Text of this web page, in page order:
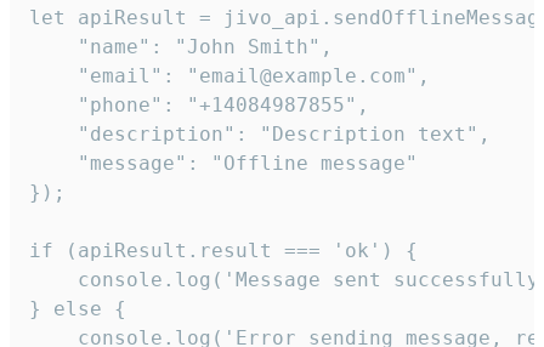
let apiResult =
    "name": "John Smith",
    "email": "email@example.com",
    "phone": "+14084987855",
    "description": "Description text",
    "message": "Offline message"
});
if (apiResult.result === 'ok') {
console.log('Message sent
} else {
console.log('Error sending message,